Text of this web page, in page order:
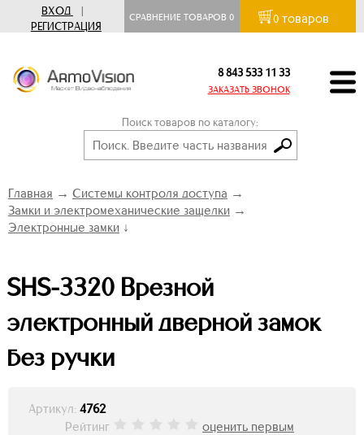
ВХОД
|
РЕГИСТРАЦИЯ
СРАВНЕНИЕ ТОВАРОВ0 0 товаров
8 843 533 11 33
ЗАКАЗАТЬ ЗВОНОК
Поиск товаров по каталогу:
Главная → Системы контроля доступа →
Замки и электромеханические защелки →
Электронные замки ↓
SHS-3320 Врезной
электронный дверной замок
без ручки
Артикул: 4762
Рейтинг
оценить первым